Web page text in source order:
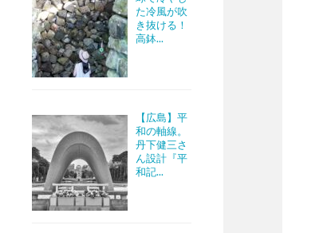
た冷風が吹
き抜ける！
高鉢...
【広島】平
和の軸線。
丹下健三さ
ん設計『平
和記...